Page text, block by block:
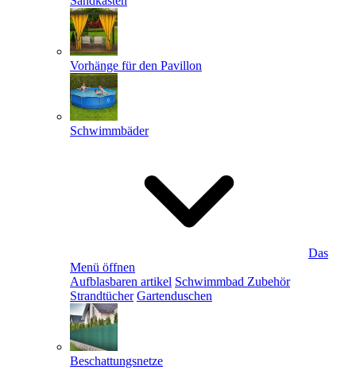
Vorhänge für den Pavillon
Schwimmbäder
Das
Menü öffnen
Aufblasbaren artikel Schwimmbad Zubehör
Strandtücher Gartenduschen
Beschattungsnetze